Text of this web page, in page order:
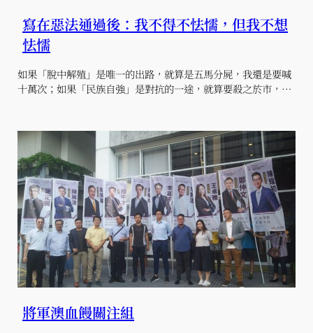
寫在惡法通過後：我不得不怯懦，但我不想
怯懦
如果「脫中解殖」是唯一的出路，就算是五馬分屍，我還是要喊
十萬次；如果「民族自強」是對抗的一途，就算要殺之於市，…
將軍澳血饅關注組